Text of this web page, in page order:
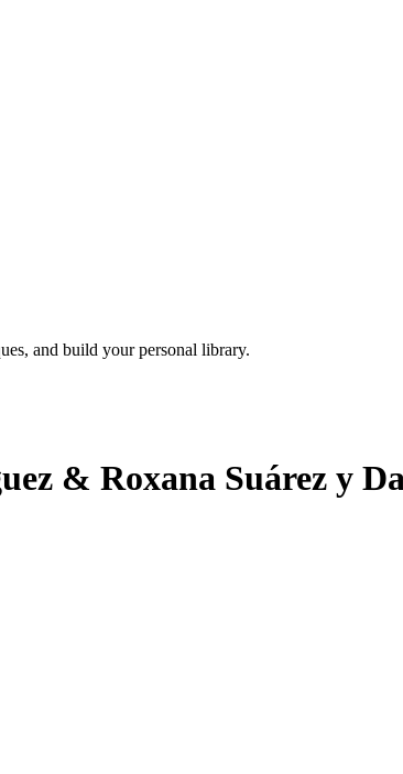
and build your personal library.
& Roxana Suárez y